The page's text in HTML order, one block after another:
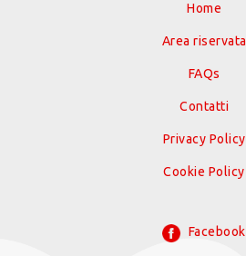
Home
Area riservata
FAQs
Contatti
Privacy Policy
Cookie Policy
Facebook